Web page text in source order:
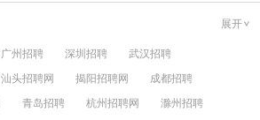
展开
广州招聘 深圳招聘
武汉招聘
汕头招聘网 揭阳招聘网
成都招聘
青岛招聘 杭州招聘网
滁州招聘